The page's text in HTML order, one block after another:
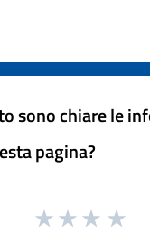
sono chiare le
pagina?